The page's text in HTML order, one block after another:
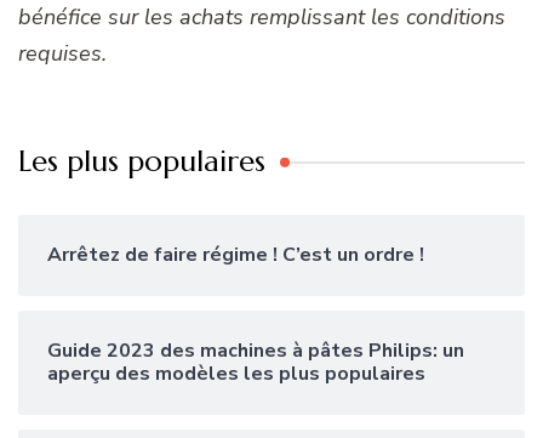
bénéfice sur les achats remplissant les conditions
requises.
Les plus populaires
Arrêtez de faire régime ! C’est un ordre !
Guide 2023 des machines à pâtes Philips: un
aperçu des modèles les plus populaires